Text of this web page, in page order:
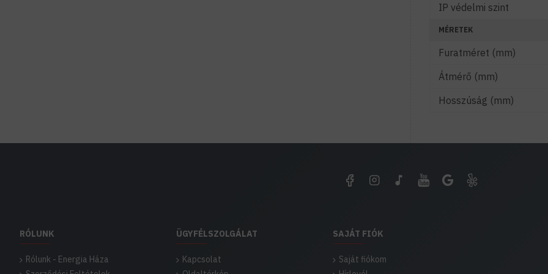
IP védelmi szint
MÉRETEK
Furatméret (mm)
Átmérő (mm)
Hosszúság (mm)
RÓLUNK
Rólunk - Energia Háza
ÜGYFÉLSZOLGÁLAT
Kapcsolat
SAJÁT FIÓK
Saját fiókom